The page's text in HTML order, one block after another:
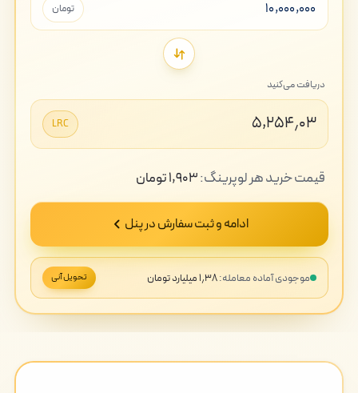
تومان
دریافت می‌کنید
۵,۲۵۴٫۰۳ LRC
قیمتخریدهر لوپرینگ:۱,۹۰۳تومان
ادامه و ثبت سفارش در پنل
موجودی آماده معامله:۱٫۳۸ میلیارد تومان تحویل آنی